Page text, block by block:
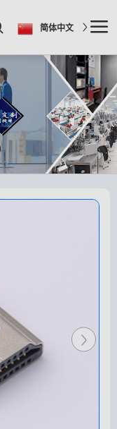
简体中文